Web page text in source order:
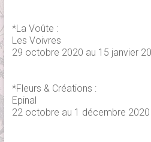
*La Voûte :
Les Voivres
29 octobre 2020 au 15 janvier
*Fleurs & Créations :
Epinal
22 octobre au 1 décembre 2020